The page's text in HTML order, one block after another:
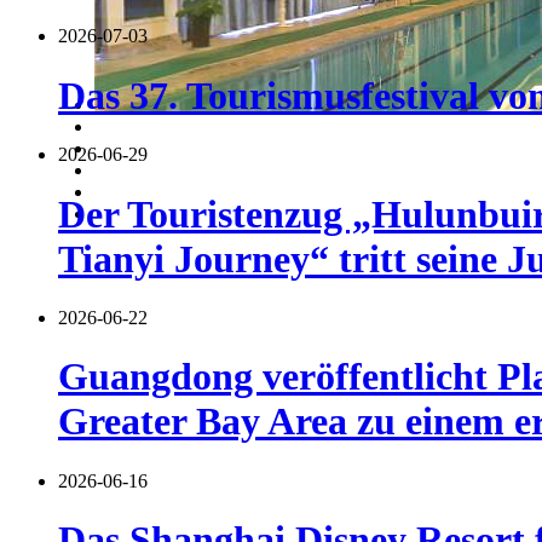
2026-07-03
Das 37. Tourismusfestival
2026-06-29
Der Touristenzug
Tianyi Journey“ tritt seine
2026-06-22
Guangdong veröffentlicht
Greater Bay Area zu einem
2026-06-16